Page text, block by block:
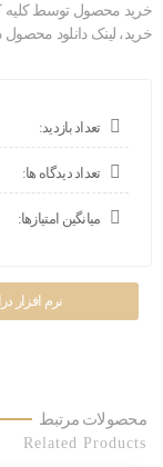
خرید محصول توسط کلیه
خرید، لینک دانلود محصول
تعداد بازدید:
تعداد دیدگاه ها:
میانگین امتیازها:
نرم افزار
محصولات مرتبط
Related Products